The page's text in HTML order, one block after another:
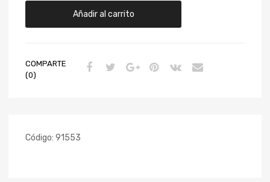
Añadir al carrito
COMPARTE
(0)
Código: 91553